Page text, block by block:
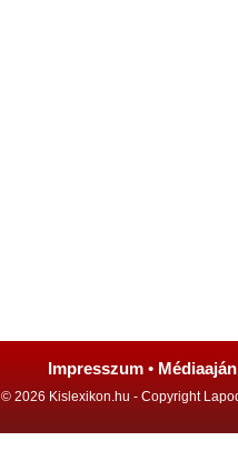
Impresszum •
© 2026 Kislexikon.hu - Copyright